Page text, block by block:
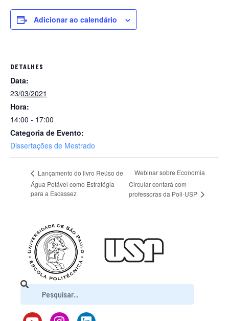
Adicionar ao calendário
DETALHES
Data:
23/03/2021
Hora:
14:00 - 17:00
Categoria de Evento:
Dissertações de Mestrado
Lançamento do livro Reúso de
Água Potável como Estratégia
para a Escassez
Webinar sobre Economia
Circular contará com
professoras da Poli-USP